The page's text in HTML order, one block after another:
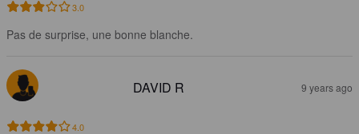
3.0
Pas de surprise, une bonne blanche.
DAVID R 9 years ago
4.0